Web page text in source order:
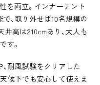
を両立。インナーテント
、取り外せば10名規模の
高は210cmあり、大人も
す。
耐風試験をクリアした
候下でも安心して使えま